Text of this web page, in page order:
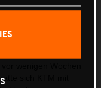
sich KTM mit